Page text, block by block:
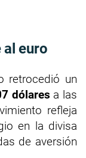
al euro
retrocedió un
dólares a las
refleja
en la divisa
de aversión